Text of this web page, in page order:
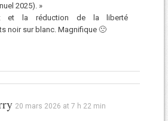
2025). »
et la réduction de la liberté
noir sur blanc. Magnifique 🙁
20 mars 2026 at 7 h 22 min